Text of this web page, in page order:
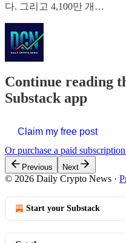
다. 그리고 4,100만 개…
Continue reading
Substack app
Claim my free post
Or purchase a paid
Previous Next
© 2026 Daily Crypto News ·
Start your Substack